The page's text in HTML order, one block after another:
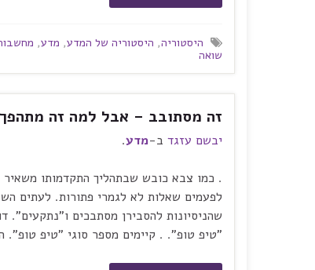
היסטוריה, היסטוריה של המדע, מדע,
שואה
זה מסתובב – אבל למה זה
יבשם עזגד ב-מדע.
. כמו צבא כובש שבתהליך התקדמותו
לפעמים שאלות לא לגמרי פתורות. לעתים
שהניסיונות להסבירן מסתבכים
"טיפ טופ". . קיימים מספר סוגי "טיפ